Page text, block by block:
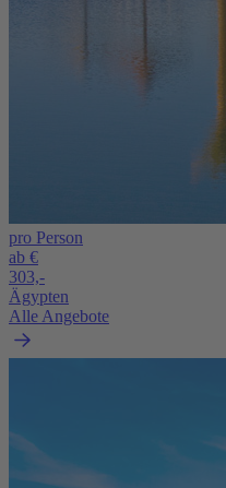
pro Person
ab €
303,-
Ägypten
Alle Angebote